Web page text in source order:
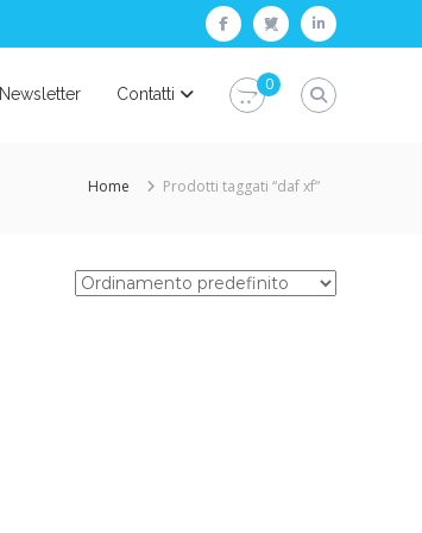
facebooktwitterlinkedin
Newsletter Contatti
0
Home Prodotti taggati “daf xf”